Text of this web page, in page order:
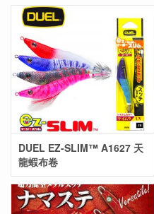
DUEL EZ-SLIM™ A1627 天
龍蝦布卷